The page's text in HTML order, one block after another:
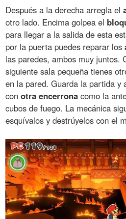
Después a la derecha arregla el
otro lado. Encima golpea el
para llegar a la salida de esta
por la puerta puedes reparar los
las paredes, ambos muy juntos.
siguiente sala pequeña tienes
en la pared. Guarda la partida y
conotra encerrona como la
cubos de fuego. La mecánica
esquívalos y destrúyelos con el